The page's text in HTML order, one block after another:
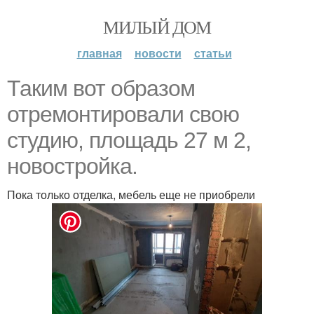
МИЛЫЙ ДОМ
главная новости статьи
Таким вот образом
отремонтировали свою
студию, площадь 27 м 2,
новостройка.
Пока только отделка, мебель еще не приобрели